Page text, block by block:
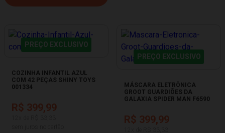
PREÇO EXCLUSIVO
COZINHA INFANTIL AZUL
COM 42 PEÇAS SHINY TOYS
001334
R$ 399,99
PREÇO EXCLUSIVO
MÁSCARA ELETRÔNICA
GROOT GUARDIÕES DA
GALAXIA SPIDER MAN F6590
R$ 399,99